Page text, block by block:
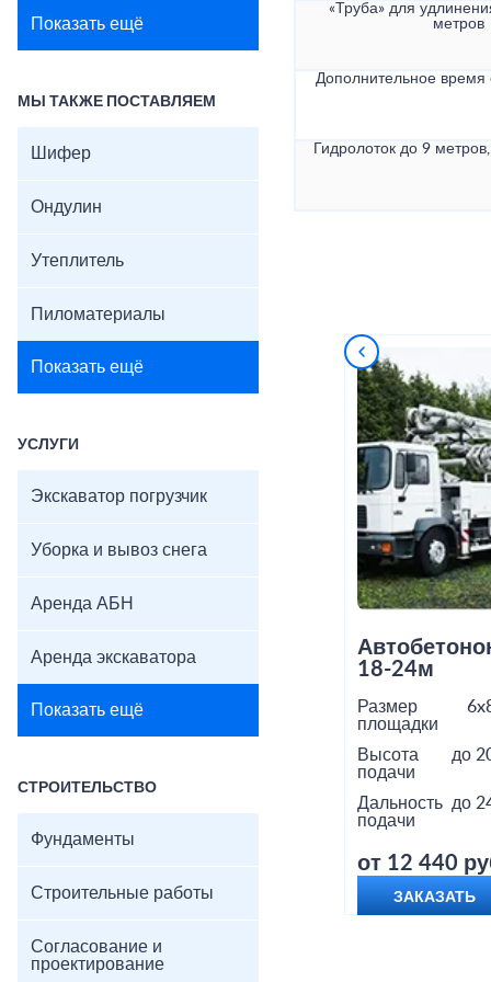
Показать ещё
МЫ ТАКЖЕ ПОСТАВЛЯЕМ
Шифер
Ондулин
Утеплитель
Пиломатериалы
Показать ещё
УСЛУГИ
Экскаватор погрузчик
Уборка и вывоз снега
Аренда АБН
Аренда экскаватора
Показать ещё
СТРОИТЕЛЬСТВО
Фундаменты
Строительные работы
Согласование и
проектирование
«Труба» для
метров
Дополнительное
Гидролоток до 9
18-24м
Размер
площадки
Высота
подачи
до
Дальность
подачи
до
от 12 440
ЗАКАЗАТЬ